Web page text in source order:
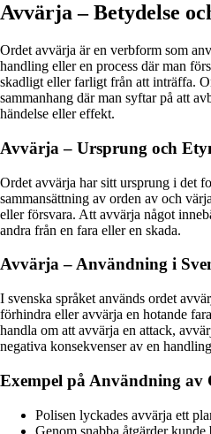
Avvärja – Betydelse
Ordet avvärja är en verbform som
handling eller en process där man
skadligt eller farligt från att inträffa.
sammanhang där man syftar på att
händelse eller effekt.
Avvärja – Ursprung och
Ordet avvärja har sitt ursprung i det
sammansättning av orden av och
eller försvara. Att avvärja något
andra från en fara eller en skada.
Avvärja – Användning i
I svenska språket används ordet
förhindra eller avvärja en hotande
handla om att avvärja en attack,
negativa konsekvenser av en
Exempel på Användning av
Polisen lyckades avvärja ett
Genom snabba åtgärder